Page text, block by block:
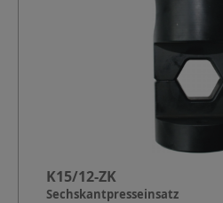
K15/12-ZK
Sechskantpresseinsatz